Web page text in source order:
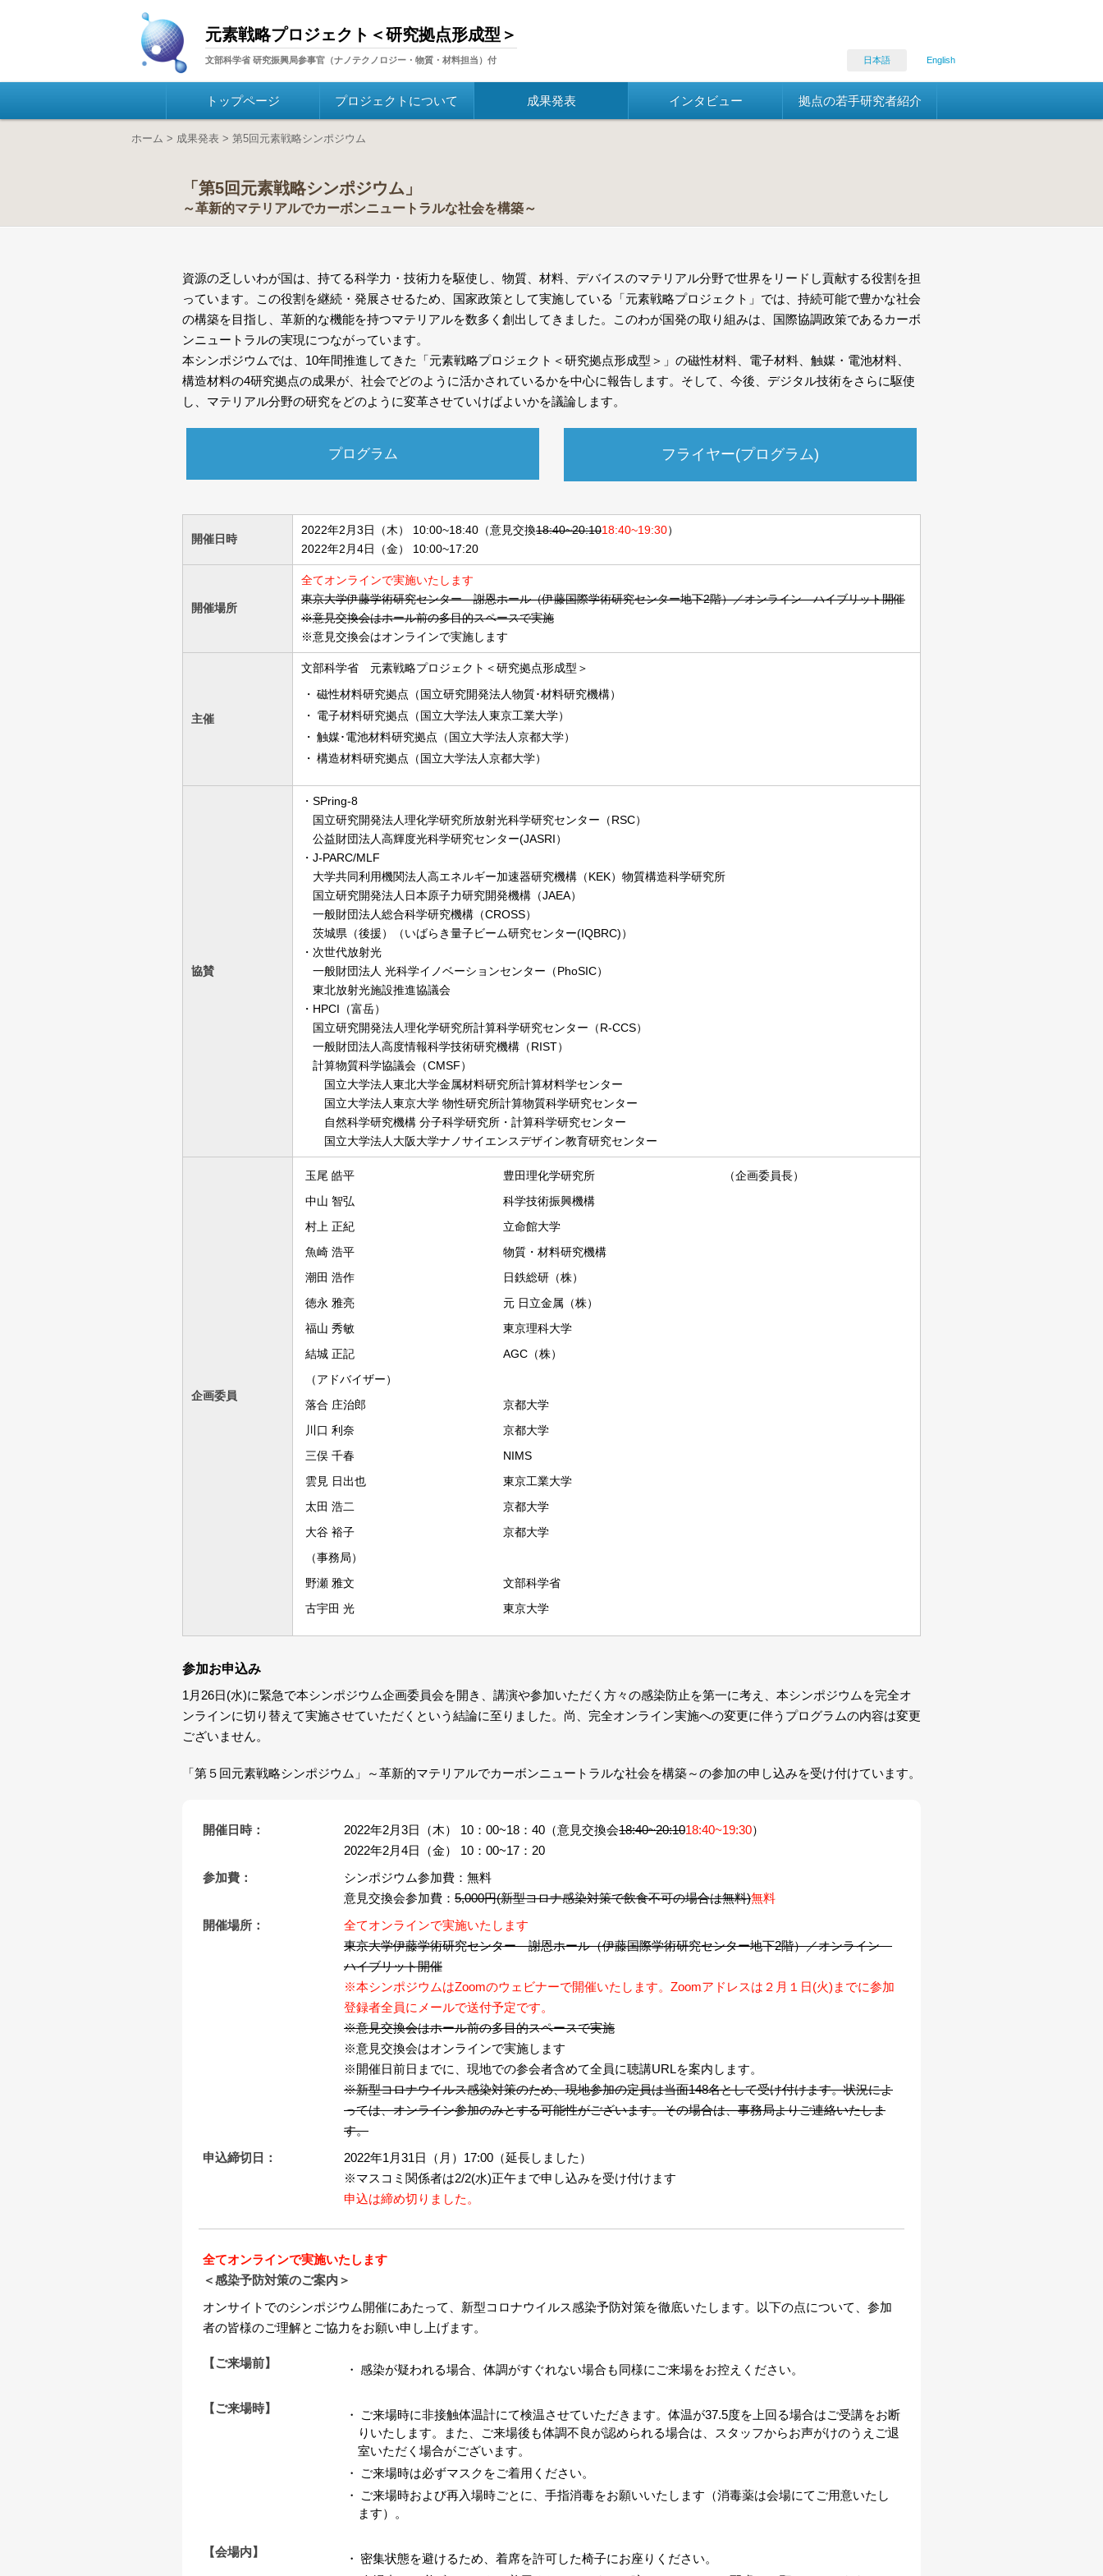
元素戦略プロジェクト＜研究拠点形成型＞
文部科学省 研究振興局参事官（ナノテクノロジー・物質・材料担当）付 日本語 English
トップページ プロジェクトについて 成果発表 インタビュー 拠点の若手研究者紹介
ホーム > 成果発表 > 第5回元素戦略シンポジウム
「 第5回元素戦略シンポジウム 」
～革新的マテリアルでカーボンニュートラルな社会を構築～
資源の乏しいわが国は、持てる科学力・技術力を駆使し、物質、材料、デバイスのマテリアル分野で世界をリードし貢献する役割を担
っています。この役割を継続・発展させるため、国家政策として実施している「元素戦略プロジェクト」では、持続可能で豊かな社会
の構築を目指し、革新的な機能を持つマテリアルを数多く創出してきました。このわが国発の取り組みは、国際協調政策であるカーボ
ンニュートラルの実現につながっています。
本シンポジウムでは、10年間推進してきた「元素戦略プロジェクト＜研究拠点形成型＞」の磁性材料、電子材料、触媒・電池材料、
構造材料の4研究拠点の成果が、社会でどのように活かされているかを中心に報告します。そして、今後、デジタル技術をさらに駆使
し、マテリアル分野の研究をどのように変革させていけばよいかを議論します。
プログラム フライヤー(プログラム)
開催日時
2022年2月3日（木） 10:00~18:40（意見交換18:40~20:1018:40~19:30）
2022年2月4日（金） 10:00~17:20
開催場所
全てオンラインで実施いたします
東京大学伊藤学術研究センター 謝恩ホール（伊藤国際学術研究センター地下2階）／オンライン ハイブリット開催
※意見交換会はホール前の多目的スペースで実施
※意見交換会はオンラインで実施します
主催
文部科学省 元素戦略プロジェクト＜研究拠点形成型＞
磁性材料研究拠点（国立研究開発法人物質･材料研究機構）
電子材料研究拠点（国立大学法人東京工業大学）
触媒･電池材料研究拠点（国立大学法人京都大学）
構造材料研究拠点（国立大学法人京都大学）
協賛
・SPring-8
国立研究開発法人理化学研究所放射光科学研究センター（RSC）
公益財団法人高輝度光科学研究センター(JASRI）
・J-PARC/MLF
大学共同利用機関法人高エネルギー加速器研究機構（KEK）物質構造科学研究所
国立研究開発法人日本原子力研究開発機構（JAEA）
一般財団法人総合科学研究機構（CROSS）
茨城県（後援）（いばらき量子ビーム研究センター(IQBRC)）
・次世代放射光
一般財団法人 光科学イノベーションセンター（PhoSIC）
東北放射光施設推進協議会
・HPCI（富岳）
国立研究開発法人理化学研究所計算科学研究センター（R-CCS）
一般財団法人高度情報科学技術研究機構（RIST）
計算物質科学協議会（CMSF）
国立大学法人東北大学金属材料研究所計算材料学センター
国立大学法人東京大学 物性研究所計算物質科学研究センター
自然科学研究機構 分子科学研究所・計算科学研究センター
国立大学法人大阪大学ナノサイエンスデザイン教育研究センター
企画委員
玉尾 皓平 豊田理化学研究所
（企画委員長）
中山 智弘
科学技術振興機構
村上 正紀
立命館大学
魚崎 浩平
物質・材料研究機構
潮田 浩作
日鉄総研（株）
徳永 雅亮
元 日立金属（株）
福山 秀敏
東京理科大学
結城 正記
AGC（株）
（アドバイザー）
落合 庄治郎
京都大学
川口 利奈
京都大学
三俣 千春
NIMS
雲見 日出也
東京工業大学
太田 浩二
京都大学
大谷 裕子
京都大学
（事務局）
野瀬 雅文
文部科学省
古宇田 光
東京大学
参加お申込み
1月26日(水)に緊急で本シンポジウム企画委員会を開き、講演や参加いただく方々の感染防止を第一に考え、本シンポジウムを完全オ
ンラインに切り替えて実施させていただくという結論に至りました。尚、完全オンライン実施への変更に伴うプログラムの内容は変更
ございません。
「第５回元素戦略シンポジウム」～革新的マテリアルでカーボンニュートラルな社会を構築～の参加の申し込みを受け付けています。
開催日時： 2022年2月3日（木） 10：00~18：40（意見交換会18:40~20:1018:40~19:30）
2022年2月4日（金） 10：00~17：20
参加費：
シンポジウム参加費：無料
意見交換会参加費： 5,000円(新型コロナ感染対策で飲食不可の場合は無料)無料
開催場所：
全てオンラインで実施いたします
東京大学伊藤学術研究センター 謝恩ホール（伊藤国際学術研究センター地下2階）／オンライン
ハイブリット開催
※本シンポジウムはZoomのウェビナーで開催いたします。Zoomアドレスは２月１日(火)までに参加
登録者全員にメールで送付予定です。
※意見交換会はホール前の多目的スペースで実施
※意見交換会はオンラインで実施します
※開催日前日までに、現地での参会者含めて全員に聴講URLを案内します。
※新型コロナウイルス感染対策のため、現地参加の定員は当面148名として受け付けます。状況によ
っては、オンライン参加のみとする可能性がございます。その場合は、事務局よりご連絡いたしま
す。
申込締切日：
2022年1月31日（月）17:00（延長しました）
※マスコミ関係者は2/2(水)正午まで申し込みを受け付けます
申込は締め切りました。
全てオンラインで実施いたします
＜感染予防対策のご案内＞
オンサイトでのシンポジウム開催にあたって、新型コロナウイルス感染予防対策を徹底いたします。以下の点について、参加
者の皆様のご理解とご協力をお願い申し上げます。
【ご来場前】 感染が疑われる場合、体調がすぐれない場合も同様にご来場をお控えください。
【ご来場時】
ご来場時に非接触体温計にて検温させていただきます。体温が37.5度を上回る場合はご受講をお断
りいたします。また、ご来場後も体調不良が認められる場合は、スタッフからお声がけのうえご退
室いただく場合がございます。
ご来場時は必ずマスクをご着用ください。
ご来場時および再入場時ごとに、手指消毒をお願いいたします（消毒薬は会場にてご用意いたし
ます）。
【会場内】
密集状態を避けるため、着席を許可した椅子にお座りください。